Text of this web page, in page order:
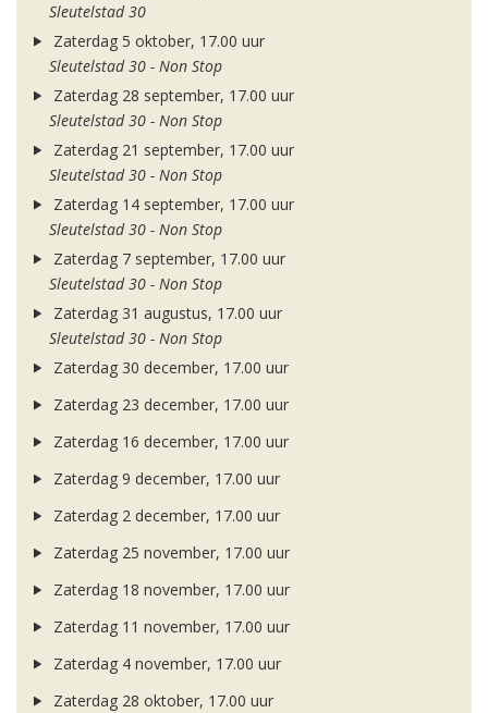
Sleutelstad 30
Zaterdag 5 oktober, 17.00 uur
Sleutelstad 30 - Non Stop
Zaterdag 28 september, 17.00 uur
Sleutelstad 30 - Non Stop
Zaterdag 21 september, 17.00 uur
Sleutelstad 30 - Non Stop
Zaterdag 14 september, 17.00 uur
Sleutelstad 30 - Non Stop
Zaterdag 7 september, 17.00 uur
Sleutelstad 30 - Non Stop
Zaterdag 31 augustus, 17.00 uur
Sleutelstad 30 - Non Stop
Zaterdag 30 december, 17.00 uur
Zaterdag 23 december, 17.00 uur
Zaterdag 16 december, 17.00 uur
Zaterdag 9 december, 17.00 uur
Zaterdag 2 december, 17.00 uur
Zaterdag 25 november, 17.00 uur
Zaterdag 18 november, 17.00 uur
Zaterdag 11 november, 17.00 uur
Zaterdag 4 november, 17.00 uur
Zaterdag 28 oktober, 17.00 uur